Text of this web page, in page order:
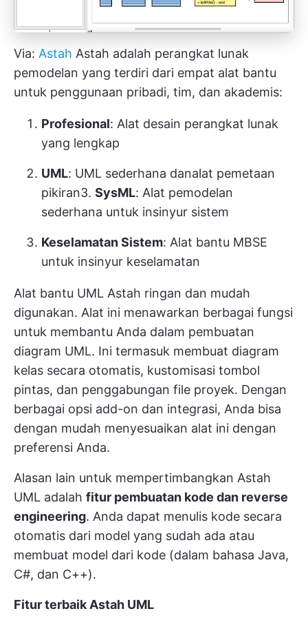
Via: Astah Astah adalah perangkat lunak
pemodelan yang terdiri dari empat alat bantu
untuk penggunaan pribadi, tim, dan akademis:
Profesional: Alat desain perangkat lunak
yang lengkap
UML: UML sederhana danalat pemetaan
pikiran3. SysML: Alat pemodelan
sederhana untuk insinyur sistem
Keselamatan Sistem: Alat bantu MBSE
untuk insinyur keselamatan
Alat bantu UML Astah ringan dan mudah
digunakan. Alat ini menawarkan berbagai fungsi
untuk membantu Anda dalam pembuatan
diagram UML. Ini termasuk membuat diagram
kelas secara otomatis, kustomisasi tombol
pintas, dan penggabungan file proyek. Dengan
berbagai opsi add-on dan integrasi, Anda bisa
dengan mudah menyesuaikan alat ini dengan
preferensi Anda.
Alasan lain untuk mempertimbangkan Astah
UML adalah fitur pembuatan kode dan reverse
engineering. Anda dapat menulis kode secara
otomatis dari model yang sudah ada atau
membuat model dari kode (dalam bahasa Java,
C#, dan C++).
Fitur terbaik Astah UML